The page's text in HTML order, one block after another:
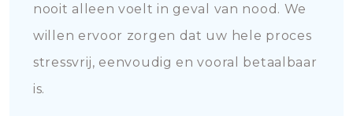
nooit alleen voelt in geval van nood. We
willen ervoor zorgen dat uw hele proces
stressvrij, eenvoudig en vooral betaalbaar
is.